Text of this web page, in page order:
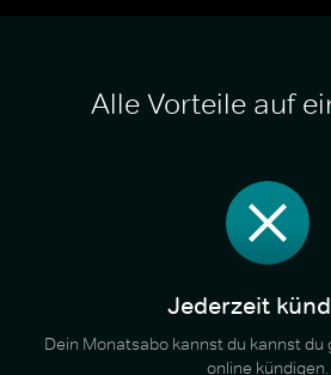
Alle Vorteile auf
Jederzeit
Dein Monatsabo kannst du kannst du
online kündigen.